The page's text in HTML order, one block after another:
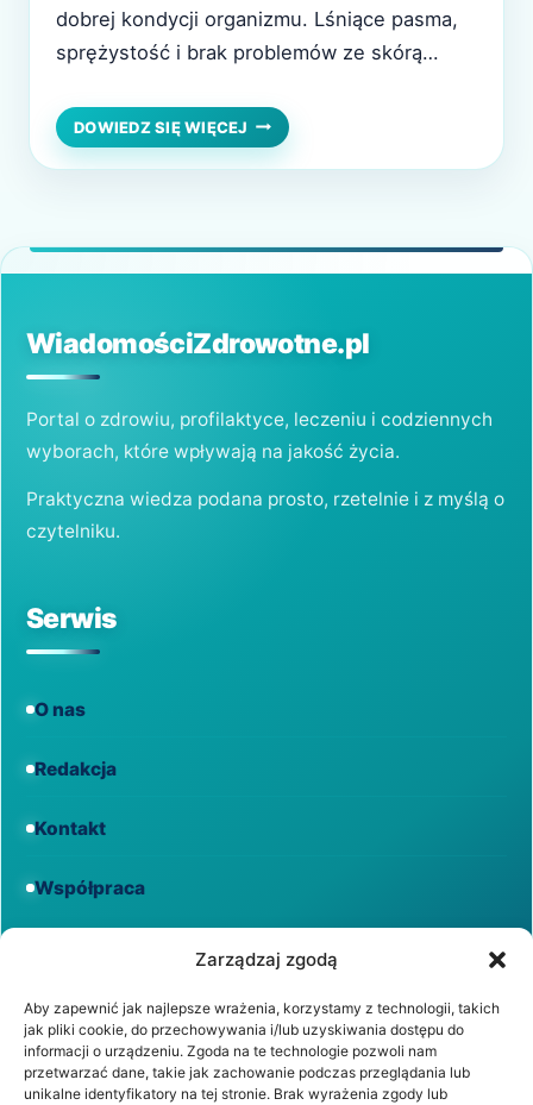
Zarządzaj zgodą
Aby zapewnić jak najlepsze wrażenia, korzystamy z technologii, takich
jak pliki cookie, do przechowywania i/lub uzyskiwania dostępu do
informacji o urządzeniu. Zgoda na te technologie pozwoli nam
przetwarzać dane, takie jak zachowanie podczas przeglądania lub
unikalne identyfikatory na tej stronie. Brak wyrażenia zgody lub
dobrej kondycji organizmu. Lśniące pasma,
sprężystość i brak problemów ze skórą
świadomych nawyków. Wiele osób sądzi, że
osiągnięcie takiego efektu wymaga drogich
metody. Naturalna pielęgnacja, cierpliwość
DOWIEDZ SIĘ WIĘCEJ DOMOWE
SPOSOBY
NA
PO
KROKU
WiadomościZdrowotne.pl
Portal o zdrowiu, profilaktyce, leczeniu i codziennych
wyborach, które wpływają na jakość życia.
Praktyczna wiedza podana prosto, rzetelnie i z myślą o
czytelniku.
Serwis
O nas
Redakcja
Kontakt
Współpraca
Regulamin